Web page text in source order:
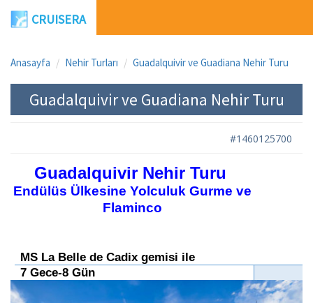
CRUISERA
Anasayfa Nehir Turları Guadalquivir ve Guadiana Nehir Turu
Guadalquivir ve Guadiana Nehir Turu
#1460125700
Guadalquivir Nehir Turu
Endülüs Ülkesine Yolculuk Gurme ve
Flaminco
MS La Belle de Cadix gemisi ile
7 Gece-8 Gün